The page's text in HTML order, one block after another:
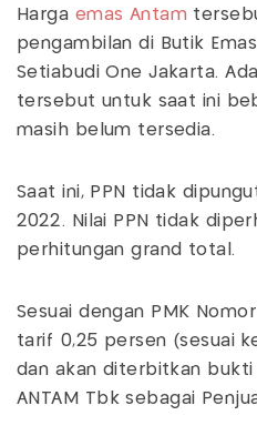
Harga emas Antam
pengambilan di Butik
Setiabudi One Jakarta.
tersebut untuk saat ini
masih belum tersedia.
Saat ini, PPN tidak
2022. Nilai PPN tidak
perhitungan grand total.
Sesuai dengan PMK
tarif 0,25 persen (sesuai
dan akan diterbitkan
ANTAM Tbk sebagai